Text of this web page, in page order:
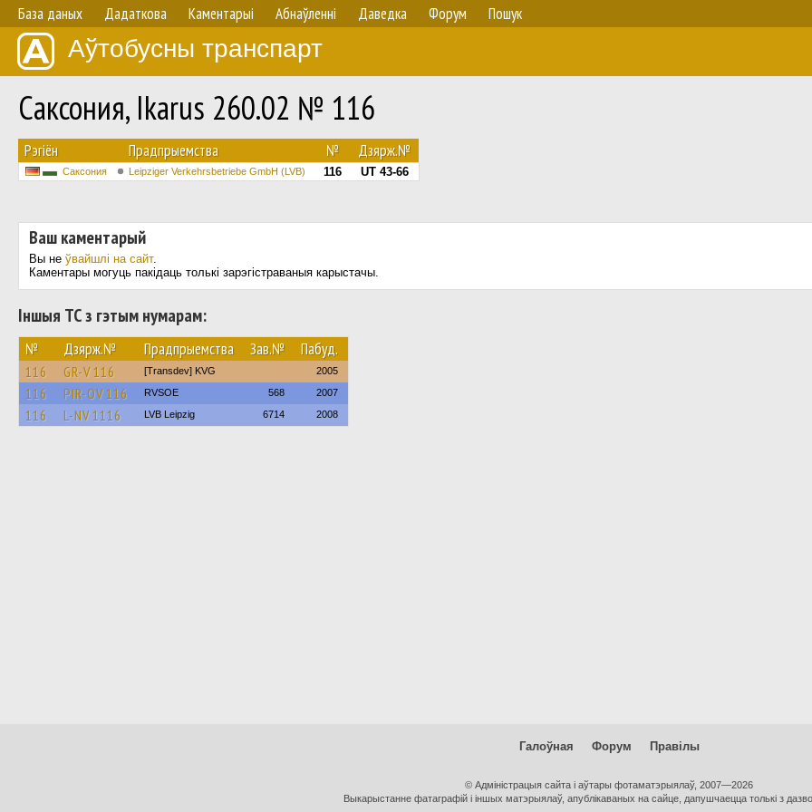
База даных Дадаткова Каментарыі Абнаўленнi Даведка Форум Пошук
Аўтобусны транспарт
Саксония, Ikarus 260.02 № 116
Рэгіён Прадпрыемства № Дзярж.№
Саксония Leipziger Verkehrsbetriebe GmbH (LVB) 116 UT 43-66
Ваш каментарый
Вы не ўвайшлі на сайт.
Каментары могуць пакідаць толькі зарэгістраваныя карыстачы.
Іншыя ТС з гэтым нумарам:
№ Дзярж.№ Прадпрыемства Зав.№ Пабуд.
116 GR-V 116 [Transdev] KVG 2005
116 PIR-OV 116 RVSOE 568 2007
116 L-NV 1116 LVB Leipzig 6714 2008
Галоўная Форум Правілы
© Адміністрацыя сайта і аўтары фотаматэрыялаў, 2007—2026
Выкарыстанне фатаграфій і іншых матэрыялаў, апублікаваных на сайце, дапушчаецца толькі з